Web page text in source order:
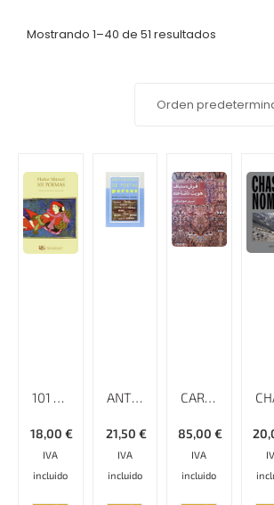
Mostrando 1–40 de 51 resultados
101 POEMAS
€
18,00
IVA
incluido
ANTOLOGÍA DE POETAS PERSAS
€
21,50
IVA
incluido
CARPETS THE UNKNOWN IDENTITY
€
85,00
IVA
incluido